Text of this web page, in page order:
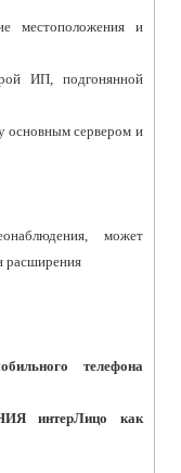
местоположения и
ИП, подгонянной
основным сервером и
может
расширения
телефона
интерЛицо как